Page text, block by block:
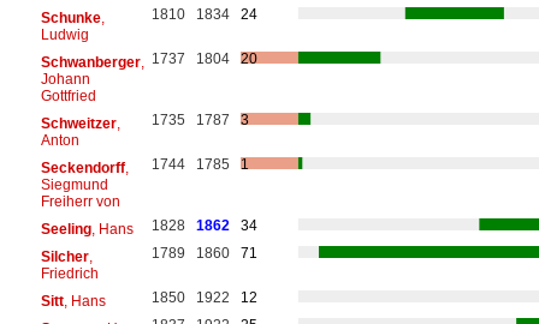
Schunke,
Ludwig
1810 1834 24
Schwanberger,
Johann
Gottfried
1737 1804 20
Schweitzer,
Anton
1735 1787 3
Seckendorff,
Siegmund
Freiherr von
1744 1785 1
Seeling, Hans 1828 1862
34
Silcher,
Friedrich
1789 1860 71
Sitt, Hans 1850 1922
12